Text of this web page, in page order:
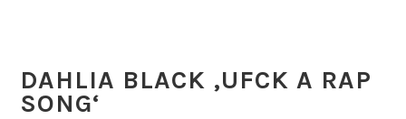
DAHLIA BLACK ‚UFCK A RAP
SONG‘